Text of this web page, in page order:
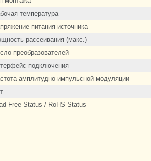
температура
питания источника
рассеивания (макс.)
преобразователей
подключения
амплитудно-импульсной модуляции
Free Status / RoHS Status